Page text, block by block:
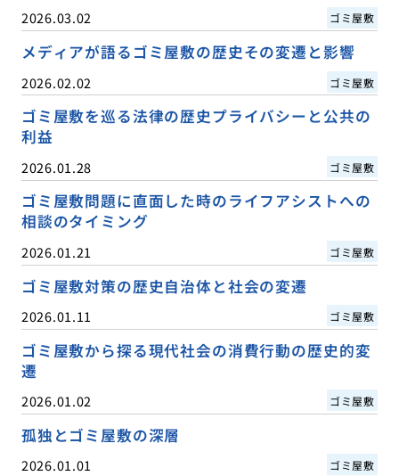
2026.03.02 ゴミ屋敷
メディアが語るゴミ屋敷の歴史その変遷と影響
2026.02.02 ゴミ屋敷
ゴミ屋敷を巡る法律の歴史プライバシーと公共の
利益
2026.01.28 ゴミ屋敷
ゴミ屋敷問題に直面した時のライフアシストへの
相談のタイミング
2026.01.21 ゴミ屋敷
ゴミ屋敷対策の歴史自治体と社会の変遷
2026.01.11 ゴミ屋敷
ゴミ屋敷から探る現代社会の消費行動の歴史的変
遷
2026.01.02 ゴミ屋敷
孤独とゴミ屋敷の深層
2026.01.01 ゴミ屋敷